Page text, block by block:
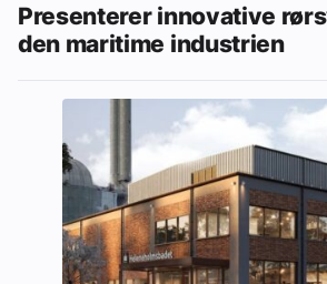
Presenterer innovative
den maritime industrien